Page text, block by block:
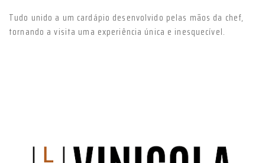
Tudo unido a um cardápio desenvolvido pelas mãos da chef,
tornando a visita uma experiência única e inesquecível.